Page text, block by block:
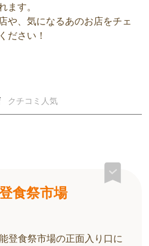
ます。
や、気になるあのお店をチェ
ださい！
クチコミ人気
食祭市場
登食祭市場の正面入り口に